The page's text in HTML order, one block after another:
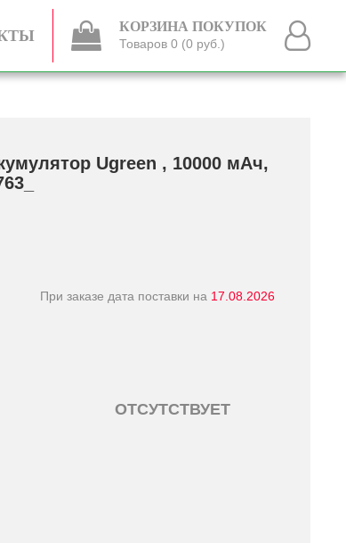
КОРЗИНА ПОКУПОК
Товаров 0 (0 руб.)
Ugreen , 10000 мАч,
При заказе дата поставки на 17.08.2026
ОТСУТСТВУЕТ